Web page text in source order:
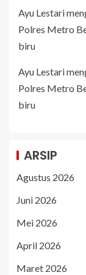
Ayu Lestari
Polres Metro
biru
Ayu Lestari
Polres Metro
biru
ARSIP
Agustus 2026
Juni 2026
Mei 2026
April 2026
Maret 2026